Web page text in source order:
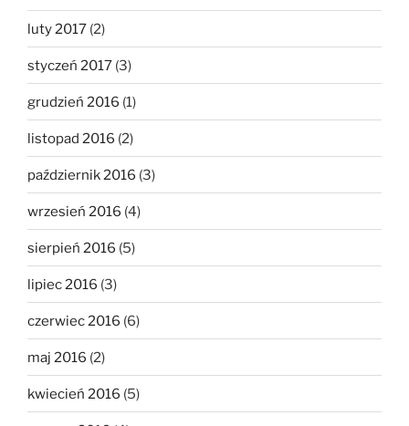
luty 2017 (2)
styczeń 2017 (3)
grudzień 2016 (1)
listopad 2016 (2)
październik 2016 (3)
wrzesień 2016 (4)
sierpień 2016 (5)
lipiec 2016 (3)
czerwiec 2016 (6)
maj 2016 (2)
kwiecień 2016 (5)